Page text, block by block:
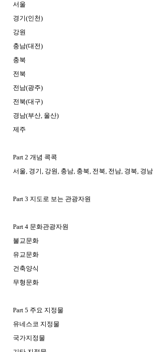
서울
경기(인천)
강원
충남(대전)
충북
전북
전남(광주)
전북(대구)
경남(부산, 울산)
제주
Part 2 개념 콕콕
서울, 경기, 강원, 충남, 충북, 전북, 전남, 경북, 경
Part 3 지도로 보는 관광자원
Part 4 문화관광자원
불교문화
유교문화
건축양식
무형문화
Part 5 주요 지정물
유네스코 지정물
국가지정물